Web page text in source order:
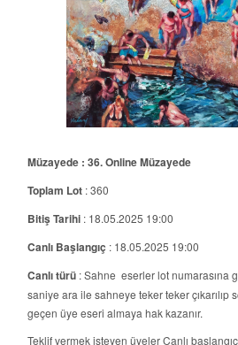
Müzayede : 36. Online Müzayede
Toplam Lot : 360
Bitiş Tarihi : 18.05.2025 19:00
Canlı Başlangıç : 18.05.2025 19:00
Canlı türü : Sahne eserler lot numarasına
saniye ara ile sahneye teker teker çıkarılıp
geçen üye eseri almaya hak kazanır.
Teklif vermek isteyen üyeler Canlı